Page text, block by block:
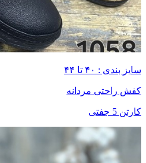
سایز بندی : ۴۰ تا ۴۴
کفش راحتی مردانه
کارتن 5 جفتی